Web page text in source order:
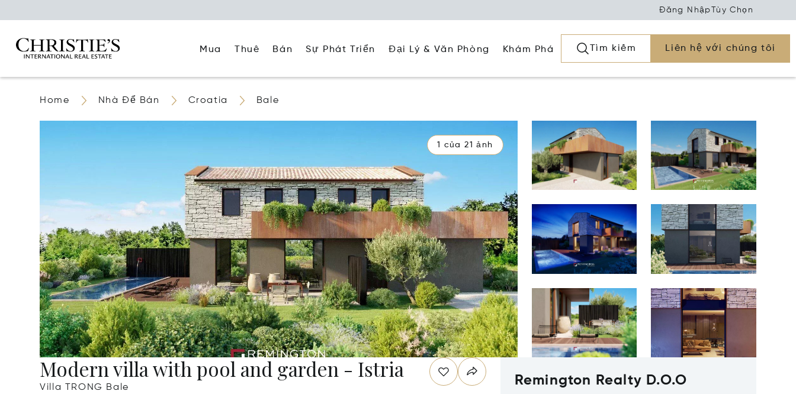
Đăng Nhập Tùy Chọn
Mua Thuê Bán Sự Phát Triển Đại Lý & Văn Phòng Khám Phá Tìm kiếm Liên hệ với chúng tôi
Home Nhà Để Bán Croatia Bale
1 của 21 ảnh
Modern villa with pool and garden - Istria
Villa TRONG Bale Remington Realty D.O.O